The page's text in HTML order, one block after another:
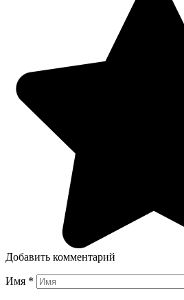
Добавить комментарий
Имя *